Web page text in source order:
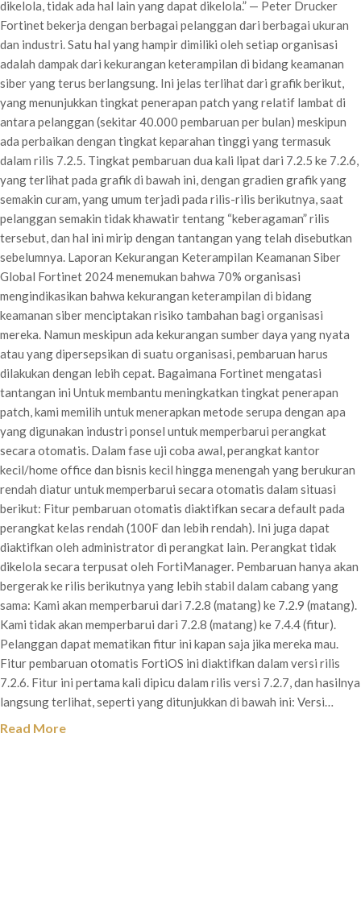
dikelola, tidak ada hal lain yang dapat dikelola.” — Peter Drucker
Fortinet bekerja dengan berbagai pelanggan dari berbagai ukuran
dan industri. Satu hal yang hampir dimiliki oleh setiap organisasi
adalah dampak dari kekurangan keterampilan di bidang keamanan
siber yang terus berlangsung. Ini jelas terlihat dari grafik berikut,
yang menunjukkan tingkat penerapan patch yang relatif lambat di
antara pelanggan (sekitar 40.000 pembaruan per bulan) meskipun
ada perbaikan dengan tingkat keparahan tinggi yang termasuk
dalam rilis 7.2.5. Tingkat pembaruan dua kali lipat dari 7.2.5 ke 7.2.6,
yang terlihat pada grafik di bawah ini, dengan gradien grafik yang
semakin curam, yang umum terjadi pada rilis-rilis berikutnya, saat
pelanggan semakin tidak khawatir tentang “keberagaman” rilis
tersebut, dan hal ini mirip dengan tantangan yang telah disebutkan
sebelumnya. Laporan Kekurangan Keterampilan Keamanan Siber
Global Fortinet 2024 menemukan bahwa 70% organisasi
mengindikasikan bahwa kekurangan keterampilan di bidang
keamanan siber menciptakan risiko tambahan bagi organisasi
mereka. Namun meskipun ada kekurangan sumber daya yang nyata
atau yang dipersepsikan di suatu organisasi, pembaruan harus
dilakukan dengan lebih cepat. Bagaimana Fortinet mengatasi
tantangan ini Untuk membantu meningkatkan tingkat penerapan
patch, kami memilih untuk menerapkan metode serupa dengan apa
yang digunakan industri ponsel untuk memperbarui perangkat
secara otomatis. Dalam fase uji coba awal, perangkat kantor
kecil/home office dan bisnis kecil hingga menengah yang berukuran
rendah diatur untuk memperbarui secara otomatis dalam situasi
berikut: Fitur pembaruan otomatis diaktifkan secara default pada
perangkat kelas rendah (100F dan lebih rendah). Ini juga dapat
diaktifkan oleh administrator di perangkat lain. Perangkat tidak
dikelola secara terpusat oleh FortiManager. Pembaruan hanya akan
bergerak ke rilis berikutnya yang lebih stabil dalam cabang yang
sama: Kami akan memperbarui dari 7.2.8 (matang) ke 7.2.9 (matang).
Kami tidak akan memperbarui dari 7.2.8 (matang) ke 7.4.4 (fitur).
Pelanggan dapat mematikan fitur ini kapan saja jika mereka mau.
Fitur pembaruan otomatis FortiOS ini diaktifkan dalam versi rilis
7.2.6. Fitur ini pertama kali dipicu dalam rilis versi 7.2.7, dan hasilnya
langsung terlihat, seperti yang ditunjukkan di bawah ini: Versi…
Read More